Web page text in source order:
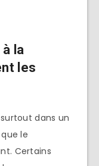
la
les
dans un
le
Certains